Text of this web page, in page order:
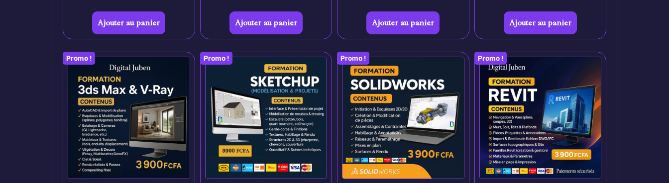
Ajouter au panier Ajouter au panier Ajouter au panier Ajouter au panier
Promo ! Promo ! Promo ! Promo !